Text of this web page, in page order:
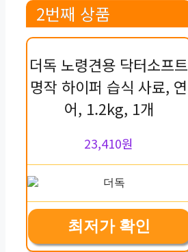
2번째 상품
더독 노령견용 닥터소프트
명작 하이퍼 습식 사료, 연
어, 1.2kg, 1개
23,410원
최저가 확인